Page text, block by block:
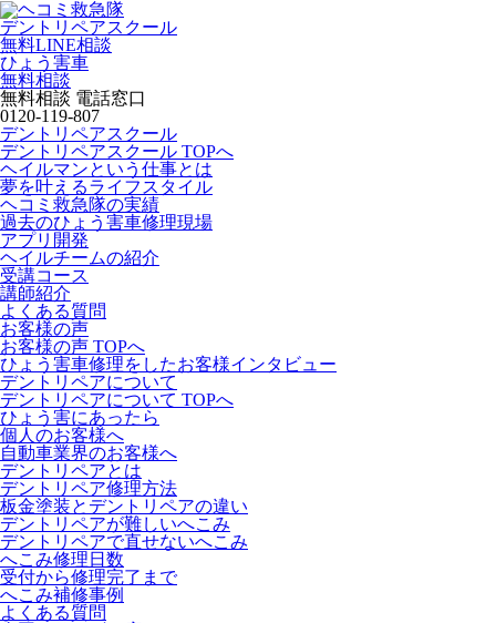
デントリペアスクール
無料LINE相談
ひょう害車
無料相談
無料相談 電話窓口
0120-119-807
デントリペアスクール
デントリペアスクール TOPへ
ヘイルマンという仕事とは
夢を叶えるライフスタイル
ヘコミ救急隊の実績
過去のひょう害車修理現場
アプリ開発
ヘイルチームの紹介
受講コース
講師紹介
よくある質問
お客様の声
お客様の声 TOPへ
ひょう害車修理をしたお客様インタビュー
デントリペアについて
デントリペアについて TOPへ
ひょう害にあったら
個人のお客様へ
自動車業界のお客様へ
デントリペアとは
デントリペア修理方法
板金塗装とデントリペアの違い
デントリペアが難しいへこみ
デントリペアで直せないへこみ
へこみ修理日数
受付から修理完了まで
へこみ補修事例
よくある質問